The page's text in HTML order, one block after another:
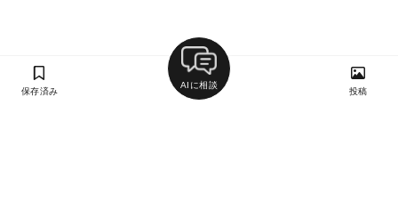
保存済み
AIに相談
投稿